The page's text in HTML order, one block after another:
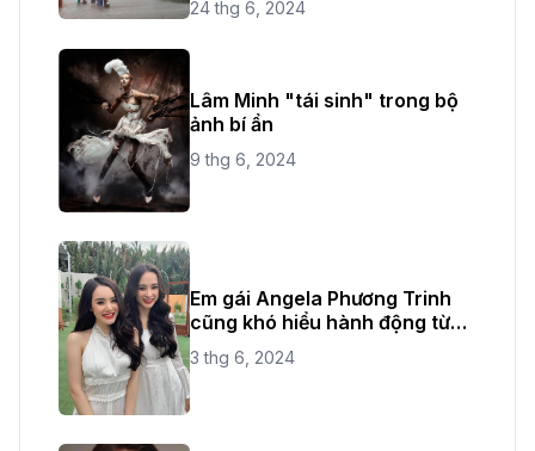
24 thg 6, 2024
Lâm Minh "tái sinh" trong bộ
ảnh bí ẩn
9 thg 6, 2024
Em gái Angela Phương Trinh
cũng khó hiểu hành động từ
chị ruột
3 thg 6, 2024